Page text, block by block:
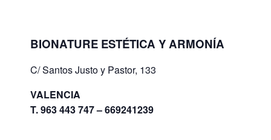
BIONATURE ESTÉTICA Y ARMONÍA
C/ Santos Justo y Pastor, 133
VALENCIA
T. 963 443 747 – 669241239